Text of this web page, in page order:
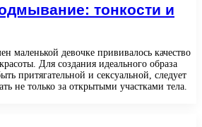
тонкости и
маленькой девочке прививалось качество
Для создания идеального образа
притягательной и сексуальной, следует
не только за открытыми участками тела.